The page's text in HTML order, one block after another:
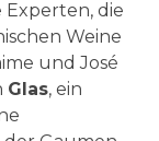
Experten, die
Weine
und José
Glas, ein